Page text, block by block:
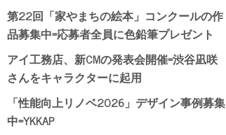
第22回「家やまちの絵本」コンクールの作
品募集中=応募者全員に色鉛筆プレゼント
アイ工務店、新CMの発表会開催=渋谷凪咲
さんをキャラクターに起用
「性能向上リノベ2026」デザイン事例募集
中=YKKAP